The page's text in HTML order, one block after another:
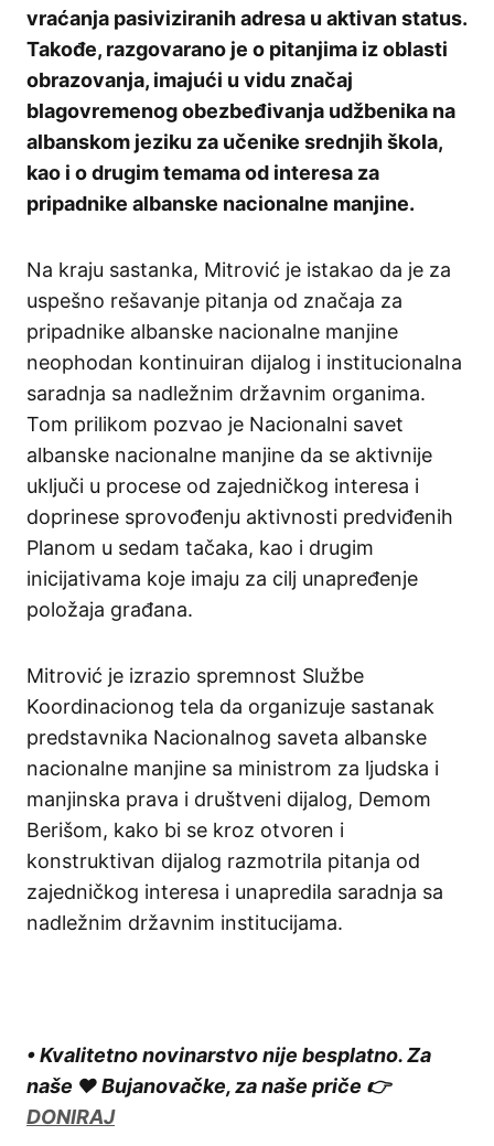
vraćanja pasiviziranih adresa u aktivan status.
Takođe, razgovarano je o pitanjima iz oblasti
obrazovanja, imajući u vidu značaj
blagovremenog obezbeđivanja udžbenika na
albanskom jeziku za učenike srednjih škola,
kao i o drugim temama od interesa za
pripadnike albanske nacionalne manjine.
Na kraju sastanka, Mitrović je istakao da je za
uspešno rešavanje pitanja od značaja za
pripadnike albanske nacionalne manjine
neophodan kontinuiran dijalog i institucionalna
saradnja sa nadležnim državnim organima.
Tom prilikom pozvao je Nacionalni savet
albanske nacionalne manjine da se aktivnije
uključi u procese od zajedničkog interesa i
doprinese sprovođenju aktivnosti predviđenih
Planom u sedam tačaka, kao i drugim
inicijativama koje imaju za cilj unapređenje
položaja građana.
Mitrović je izrazio spremnost Službe
Koordinacionog tela da organizuje sastanak
predstavnika Nacionalnog saveta albanske
nacionalne manjine sa ministrom za ljudska i
manjinska prava i društveni dijalog, Demom
Berišom, kako bi se kroz otvoren i
konstruktivan dijalog razmotrila pitanja od
zajedničkog interesa i unapredila saradnja sa
nadležnim državnim institucijama.
• Kvalitetno novinarstvo nije besplatno. Za
naše ❤️ Bujanovačke, za naše priče 👉
DONIRAJ